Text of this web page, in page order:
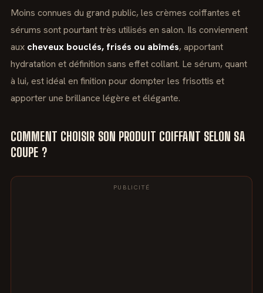
Moins connues du grand public, les crèmes coiffantes et
sérums sont pourtant très utilisés en salon. Ils conviennent
aux cheveux bouclés, frisés ou abîmés, apportant
hydratation et définition sans effet collant. Le sérum, quant
à lui, est idéal en finition pour dompter les frisottis et
apporter une brillance légère et élégante.
COMMENT CHOISIR SON PRODUIT COIFFANT SELON SA
COUPE ?
PUBLICITÉ